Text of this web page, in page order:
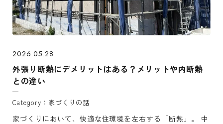
2026.05.28
外張り断熱にデメリットはある？メリットや内断熱
との違い
家づくりの話
家づくりにおいて、快適な住環境を左右する「断熱」。 中